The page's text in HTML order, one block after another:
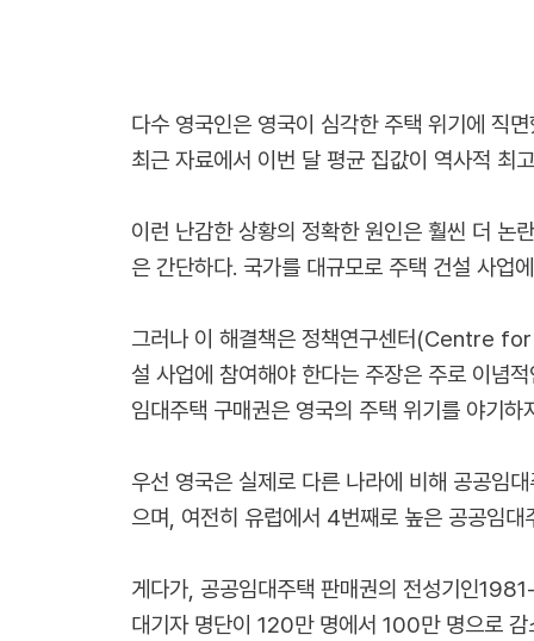
다수 영국인은 영국이 심각한 주택 위기에
최근 자료에서 이번 달 평균 집값이 역사적
이런 난감한 상황의 정확한 원인은 훨씬 더 논
은 간단하다. 국가를 대규모로 주택 건설 사업
그러나 이 해결책은 정책연구센터(Centre
설 사업에 참여해야 한다는 주장은 주로 이념
임대주택 구매권은 영국의 주택 위기를 야기하
우선 영국은 실제로 다른 나라에 비해 공공임
으며, 여전히 유럽에서 4번째로 높은 공공임대
게다가, 공공임대주택 판매권의 전성기인
대기자 명단이 120만 명에서 100만 명으로